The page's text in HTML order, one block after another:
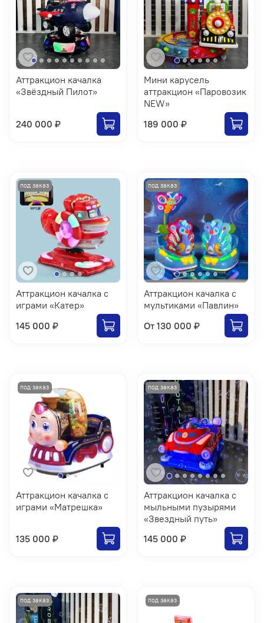
Аттракцион качалка
«Звёздный Пилот»
240 000 ₽
Мини карусель
аттракцион «Паровозик
NEW»
189 000 ₽
Аттракцион качалка с
играми «Катер»
145 000 ₽
Аттракцион качалка с
мультиками «Павлин»
От 130 000 ₽
Аттракцион качалка с
играми «Матрешка»
135 000 ₽
Аттракцион качалка с
мыльными пузырями
«Звездный путь»
145 000 ₽